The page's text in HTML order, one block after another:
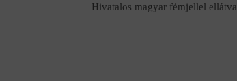
Hivatalos magyar fémjellel ellátva